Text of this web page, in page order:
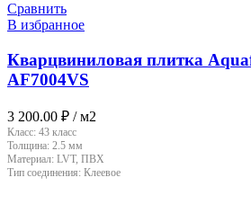
Сравнить
В избранное
Кварцвиниловая плитка
AF7004VS
3 200.00 ₽ / м2
Класс: 43 класс
Толщина: 2.5 мм
Материал: LVT, ПВХ
Тип соединения: Клеевое